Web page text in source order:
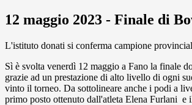
12 maggio 2023 - Finale di
L'istituto donati si conferma campione
Sì è svolta venerdì 12 maggio a Fano la finale
grazie ad un prestazione di alto livello di ogni
vinto il torneo. Da sottolineare anche i podi a
primo posto ottenuto dall'atleta Elena Furlani e